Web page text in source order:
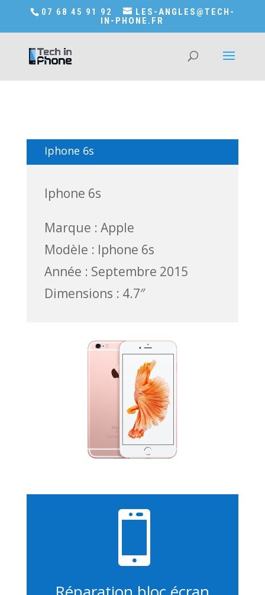
Accédez a Shop-in-tech-in-phone
07 68 45 91 92
LES-ANGLES@TECH-
IN-PHONE.FR
Iphone 6s
Iphone 6s
Marque : Apple
Modèle : Iphone 6s
Année : Septembre 2015
Dimensions : 4.7″
